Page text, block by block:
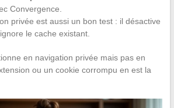
Convergence.
privée est aussi un bon test : il désactive
le cache existant.
en navigation privée mais pas en
ou un cookie corrompu en est la